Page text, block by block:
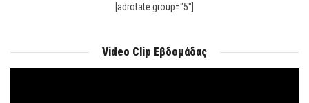
[adrotate group="5"]
Video Clip Εβδομάδας